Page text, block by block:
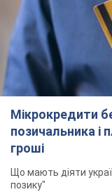
Мікрокредити
позичальника і
гроші
Що мають діяти
позику"